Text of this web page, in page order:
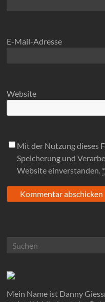
E-Mail-Adresse
Website
Mit der Nutzung dieses
Speicherung und
Website einverstanden. *
Mein Name ist Danny